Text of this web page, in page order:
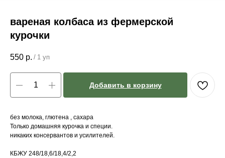
вареная колбаса из фермерской
курочки
550 р. / 1 уп
Добавить в корзину
без молока, глютена , сахара
Только домашняя курочка и специи.
никаких консервантов и усилителей.
КБЖУ 248/18,6/18,4/2,2